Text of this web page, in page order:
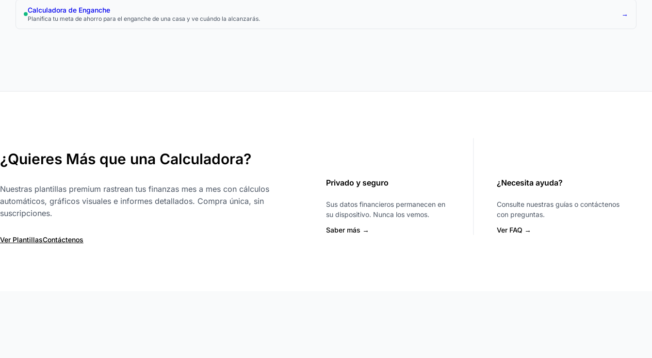
Calculadora de Enganche
Planifica tu meta de ahorro para el enganche de una casa y ve cuándo la alcanzarás.
→
¿Quieres Más que una Calculadora?
Nuestras plantillas premium rastrean tus finanzas mes a mes con cálculos
automáticos, gráficos visuales e informes detallados. Compra única, sin
suscripciones.
Ver PlantillasContáctenos
Privado y seguro
Sus datos financieros permanecen en
su dispositivo. Nunca los vemos.
Saber más →
¿Necesita ayuda?
Consulte nuestras guías o contáctenos
con preguntas.
Ver FAQ →